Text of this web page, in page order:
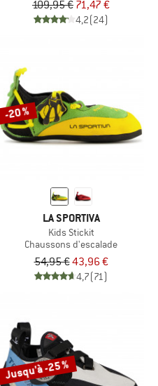
109,95 € 71,47 €
4,2(24)
-20 %
LA SPORTIVA
Kids Stickit
Chaussons d'escalade
54,95 €43,96 €
4,7(71)
Jusqu'à -25 %